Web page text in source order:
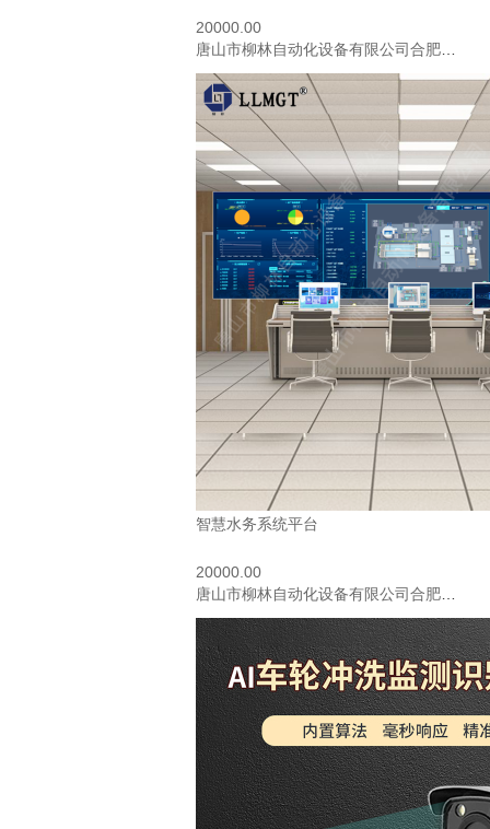
20000.00
智慧水务系统平台
20000.00